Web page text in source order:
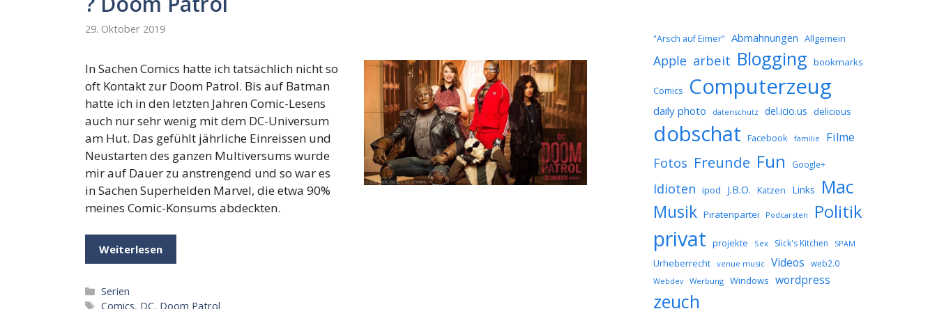
29. Oktober 2019
In Sachen Comics hatte ich tatsächlich nicht so
oft Kontakt zur Doom Patrol. Bis auf Batman
hatte ich in den letzten Jahren Comic-Lesens
auch nur sehr wenig mit dem DC-Universum
am Hut. Das gefühlt jährliche Einreissen und
Neustarten des ganzen Multiversums wurde
mir auf Dauer zu anstrengend und so war es
in Sachen Superhelden Marvel, die etwa 90%
meines Comic-Konsums abdeckten.
Weiterlesen
Kategorien
Serien
Schlagwörter
Comics, DC, Doom Patrol
"Arsch auf Eimer" Abmahnungen Allgemein
Apple arbeit Blogging bookmarks
Comics Computerzeug
daily photo datenschutz del.icio.us delicious
dobschat Facebook familie Filme
Fotos Freunde Fun Google+
Idioten ipod J.B.O. Katzen Links Mac
Musik Piratenpartei Podcarsten Politik
privat projekte Sex Slick's Kitchen SPAM
Urheberrecht venue music Videos web2.0
Webdev Werbung Windows wordpress
zeuch